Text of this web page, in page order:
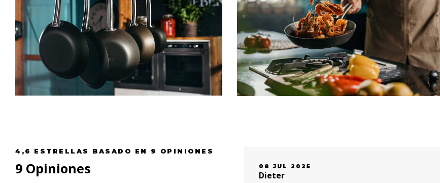
4,6 ESTRELLAS BASADO EN 9 OPINIONES
9 Opiniones 08 JUL 2025
Dieter